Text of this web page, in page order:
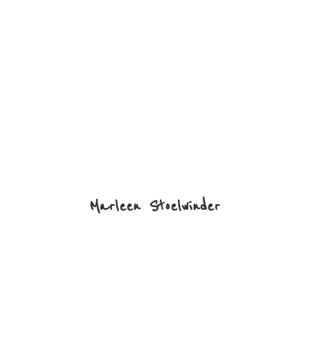
Marleen Stoelwinder